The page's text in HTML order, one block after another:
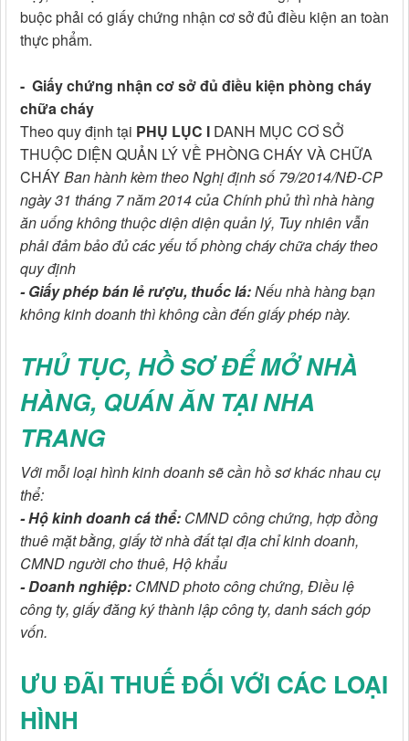
buộc phải có giấy chứng nhận cơ sở đủ điều kiện an toàn
thực phẩm.
- Giấy chứng nhận cơ sở đủ điều kiện phòng cháy
chữa cháy
Theo quy định tại PHỤ LỤC I DANH MỤC CƠ SỞ
THUỘC DIỆN QUẢN LÝ VỀ PHÒNG CHÁY VÀ CHỮA
CHÁYBan hành kèm theo Nghị định số 79/2014/NĐ-CP
ngày 31 tháng 7 năm 2014 của Chính phủ thì nhà hàng
ăn uống không thuộc diện diện quản lý, Tuy nhiên vẫn
phải đảm bảo đủ các yếu tố phòng cháy chữa cháy theo
quy định
- Giấy phép bán lẻ rượu, thuốc lá:Nếu nhà hàng bạn
không kinh doanh thì không cần đến giấy phép này.
THỦ TỤC, HỒ SƠ ĐỂ MỞ NHÀ
HÀNG, QUÁN ĂN TẠI NHA
TRANG
Với mỗi loại hình kinh doanh sẽ cần hồ sơ khác nhau cụ
thể:
- Hộ kinh doanh cá thể: CMND công chứng, hợp đồng
thuê mặt bằng, giấy tờ nhà đất tại địa chỉ kinh doanh,
CMND người cho thuê, Hộ khẩu
- Doanh nghiệp: CMND photo công chứng, Điều lệ
công ty, giấy đăng ký thành lập công ty, danh sách góp
vốn.
ƯU ĐÃI THUẾ ĐỐI VỚI CÁC LOẠI
HÌNH